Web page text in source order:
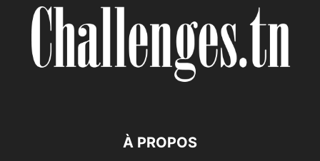
À PROPOS